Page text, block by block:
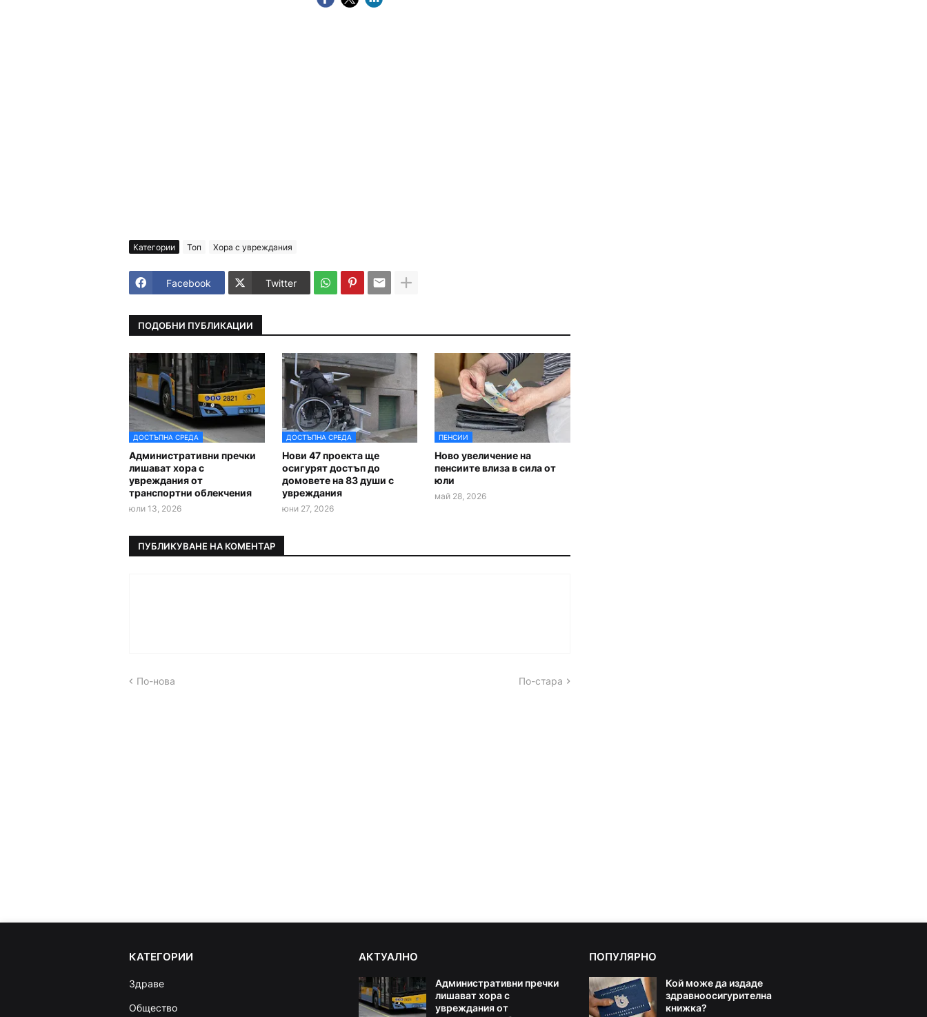
Категории Топ Хора с увреждания
Facebook Twitter
ПОДОБНИ ПУБЛИКАЦИИ
ДОСТЪПНА СРЕДА
Административни пречки
лишават хора с
увреждания от
транспортни облекчения
юли 13, 2026
ДОСТЪПНА СРЕДА
Нови 47 проекта ще
осигурят достъп до
домовете на 83 души с
увреждания
юни 27, 2026
ПЕНСИИ
Ново увеличение на
пенсиите влиза в сила от
юли
май 28, 2026
ПУБЛИКУВАНЕ НА КОМЕНТАР
По-нова По-стара
КАТЕГОРИИ
Здраве
Общество
АКТУАЛНО
Административни пречки
лишават хора с
увреждания от
ПОПУЛЯРНО
Кой може да издаде
здравноосигурителна
книжка?